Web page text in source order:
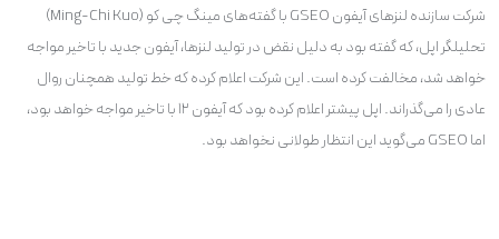
شرکت سازنده لنزهای آیفون GSEO با گفته‌های مینگ چی کو (Ming-Chi Kuo)
تحلیلگر اپل، که گفته بود به دلیل نقض در تولید لنزها، آیفون جدید با تاخیر مواجه
خواهد شد، مخالفت کرده است. این شرکت اعلام کرده که خط تولید همچنان روال
عادی را می‌گذراند. اپل پیشتر اعلام کرده بود که آیفون ۱۲ با تاخیر مواجه خواهد بود،
اما GSEO می‌گوید این انتظار طولانی نخواهد بود.